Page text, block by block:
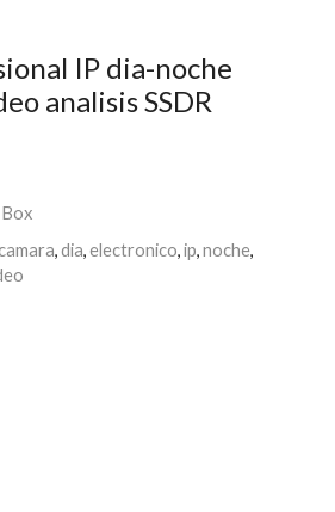
IP dia-noche
analisis SSDR
camara,dia,electronico,ip,noche,